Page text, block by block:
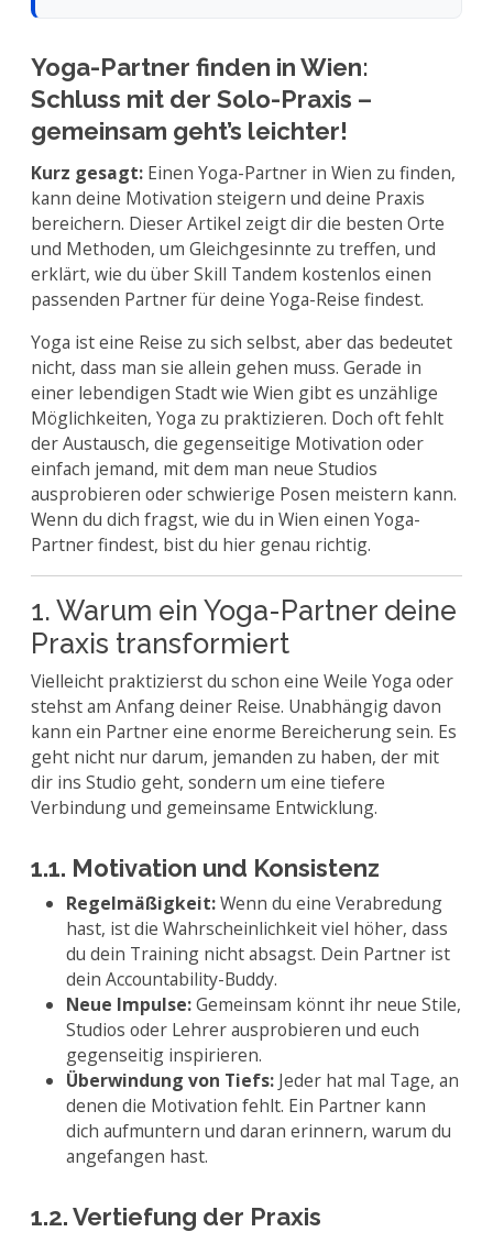
Yoga-Partner finden in Wien:
Schluss mit der Solo-Praxis –
gemeinsam geht’s leichter!
Kurz gesagt: Einen Yoga-Partner in Wien zu finden,
kann deine Motivation steigern und deine Praxis
bereichern. Dieser Artikel zeigt dir die besten Orte
und Methoden, um Gleichgesinnte zu treffen, und
erklärt, wie du über Skill Tandem kostenlos einen
passenden Partner für deine Yoga-Reise findest.
Yoga ist eine Reise zu sich selbst, aber das bedeutet
nicht, dass man sie allein gehen muss. Gerade in
einer lebendigen Stadt wie Wien gibt es unzählige
Möglichkeiten, Yoga zu praktizieren. Doch oft fehlt
der Austausch, die gegenseitige Motivation oder
einfach jemand, mit dem man neue Studios
ausprobieren oder schwierige Posen meistern kann.
Wenn du dich fragst, wie du in Wien einen Yoga-
Partner findest, bist du hier genau richtig.
1. Warum ein Yoga-Partner deine
Praxis transformiert
Vielleicht praktizierst du schon eine Weile Yoga oder
stehst am Anfang deiner Reise. Unabhängig davon
kann ein Partner eine enorme Bereicherung sein. Es
geht nicht nur darum, jemanden zu haben, der mit
dir ins Studio geht, sondern um eine tiefere
Verbindung und gemeinsame Entwicklung.
1.1. Motivation und Konsistenz
Regelmäßigkeit:Wenn du eine Verabredung
hast, ist die Wahrscheinlichkeit viel höher, dass
du dein Training nicht absagst. Dein Partner ist
dein Accountability-Buddy.
Neue Impulse:Gemeinsam könnt ihr neue Stile,
Studios oder Lehrer ausprobieren und euch
gegenseitig inspirieren.
Überwindung von Tiefs: Jeder hat mal Tage, an
denen die Motivation fehlt. Ein Partner kann
dich aufmuntern und daran erinnern, warum du
angefangen hast.
1.2. Vertiefung der Praxis